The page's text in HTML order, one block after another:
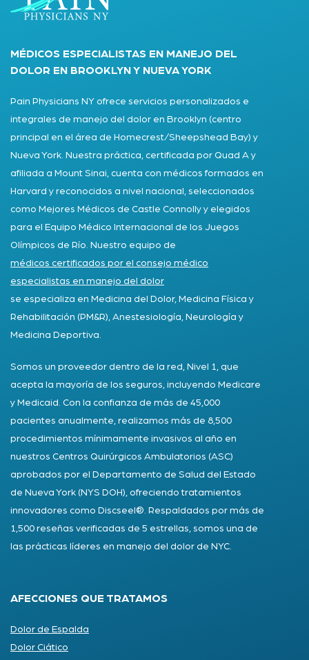
MÉDICOS ESPECIALISTAS EN MANEJO DEL
DOLOR EN BROOKLYN Y NUEVA YORK
Pain Physicians NY ofrece servicios personalizados e
integrales de manejo del dolor en Brooklyn (centro
principal en el área de Homecrest/Sheepshead Bay) y
Nueva York. Nuestra práctica, certificada por Quad A y
afiliada a Mount Sinai, cuenta con médicos formados en
Harvard y reconocidos a nivel nacional, seleccionados
como Mejores Médicos de Castle Connolly y elegidos
para el Equipo Médico Internacional de los Juegos
Olímpicos de Río. Nuestro equipo de
médicos certificados por el consejo médico
especialistas en manejo del dolor
se especializa en Medicina del Dolor, Medicina Física y
Rehabilitación (PM&R), Anestesiología, Neurología y
Medicina Deportiva.
Somos un proveedor dentro de la red, Nivel 1, que
acepta la mayoría de los seguros, incluyendo Medicare
y Medicaid. Con la confianza de más de 45,000
pacientes anualmente, realizamos más de 8,500
procedimientos mínimamente invasivos al año en
nuestros Centros Quirúrgicos Ambulatorios (ASC)
aprobados por el Departamento de Salud del Estado
de Nueva York (NYS DOH), ofreciendo tratamientos
innovadores como Discseel®. Respaldados por más de
1,500 reseñas verificadas de 5 estrellas, somos una de
las prácticas líderes en manejo del dolor de NYC.
AFECCIONES QUE TRATAMOS
Dolor de Espalda
Dolor Ciático